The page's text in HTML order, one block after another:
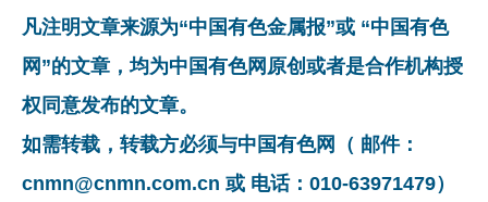
凡注明文章来源为“中国有色金属报”或 “中国有色
网”的文章，均为中国有色网原创或者是合作机构授
权同意发布的文章。
如需转载，转载方必须与中国有色网（ 邮件：
cnmn@cnmn.com.cn 或 电话：010-63971479）